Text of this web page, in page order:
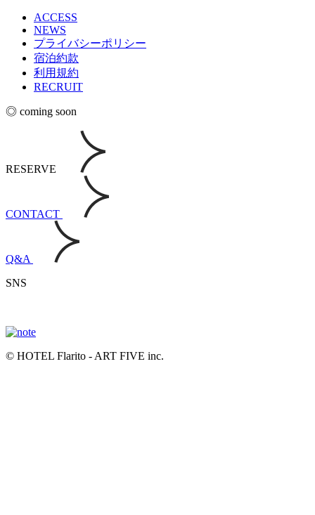
ACCESS
NEWS
プライバシーポリシー
宿泊約款
利用規約
RECRUIT
◎ coming soon
RESERVE
CONTACT
Q&A
SNS
© HOTEL Flarito - ART FIVE inc.